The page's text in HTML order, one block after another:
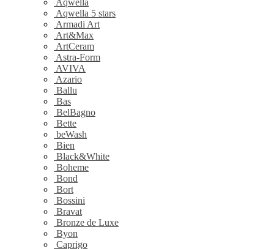
Aqwella
Aqwella 5 stars
Armadi Art
Art&Max
ArtCeram
Astra-Form
AVIVA
Azario
Ballu
Bas
BelBagno
Bette
beWash
Bien
Black&White
Boheme
Bond
Bort
Bossini
Bravat
Bronze de Luxe
Byon
Caprigo